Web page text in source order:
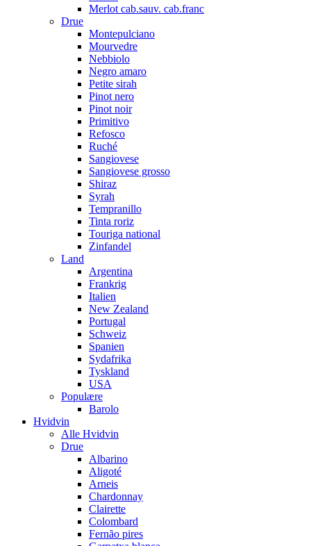
Merlot cab.sauv. cab.franc
Drue
Montepulciano
Mourvedre
Nebbiolo
Negro amaro
Petite sirah
Pinot nero
Pinot noir
Primitivo
Refosco
Ruché
Sangiovese
Sangiovese grosso
Shiraz
Syrah
Tempranillo
Tinta roriz
Touriga national
Zinfandel
Land
Argentina
Frankrig
Italien
New Zealand
Portugal
Schweiz
Spanien
Sydafrika
Tyskland
USA
Populære
Barolo
Hvidvin
Alle Hvidvin
Drue
Albarino
Aligoté
Arneis
Chardonnay
Clairette
Colombard
Fernão pires